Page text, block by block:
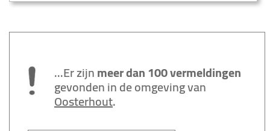
...Er zijnmeer dan 100 vermeldingen
gevonden in de omgeving van
Oosterhout.